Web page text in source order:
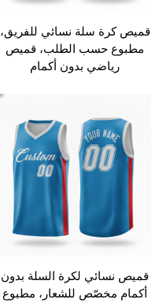
قميص كرة سلة نسائي للفريق،
مطبوع حسب الطلب، قميص
رياضي بدون أكمام
قميص نسائي لكرة السلة بدون
أكمام مخصّص للشعار، مطبوع